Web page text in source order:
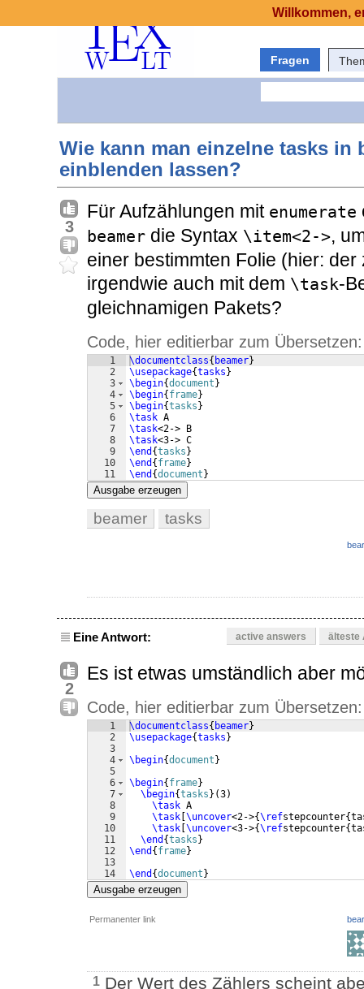
Fragen
Wie kann man einzelne tasks in
einblenden lassen?
3
Für Aufzählungen mit enumerate
beamer die Syntax \item<2->,
einer bestimmten Folie (hier:
irgendwie auch mit dem \task-
gleichnamigen Pakets?
Code, hier editierbar zum Übersetzen:
1
2
3
4
5
6
7
8
9
10
11
\documentclass{ beamer}
\usepackage{tasks }
\begin{document }
\begin{ frame}
\begin{tasks }
\task A
\task<2-> B
\task<3-> C
\end {tasks }
\end { frame}
\end {document }
Ausgabe erzeugen
beamer tasks
Eine Antwort: active answers älteste
2
Es ist etwas umständlich aber
Code, hier editierbar zum Übersetzen:
1
2
3
4
5
6
7
8
9
10
11
12
13
14
\documentclass{ beamer}
\usepackage{tasks }
\begin{document }
\begin{ frame}
\begin{tasks } (3)
\task A
\task \uncover<2->{\refstepcounter{
\task \uncover<3->{\refstepcounter{
\end {tasks }
\end { frame}
\end {document }
Ausgabe erzeugen
Permanenter link
1 Der Wert des Zählers scheint
Willkommen,